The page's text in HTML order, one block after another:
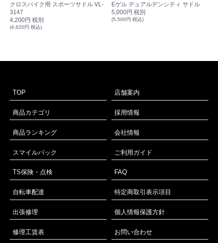
クロスバイク用 スポーツサドル VL-
3147
4,200円 税別
(4,620円 税込)
Eゲル デュアルデンシティ サドル
5,000円 税別
(5,500円 税込)
TOP 店舗案内
商品カテゴリ 採用情報
商品ランキング 会社情報
スマイルパック ご利用ガイド
TS保険・点検 FAQ
自転車配達 特定商取引表示項目
出張修理 個人情報保護方針
修理工賃表 お問い合わせ